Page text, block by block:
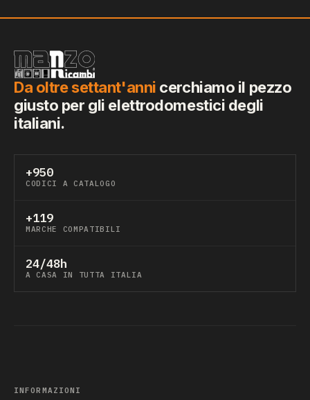
Da oltre settant'anni cerchiamo il pezzo
giusto per gli elettrodomestici degli
italiani.
+950
CODICI A CATALOGO
+119
MARCHE COMPATIBILI
24/48h
A CASA IN TUTTA ITALIA
INFORMAZIONI